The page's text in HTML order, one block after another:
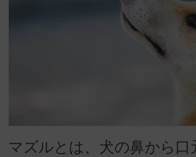
マズルとは、犬の鼻から